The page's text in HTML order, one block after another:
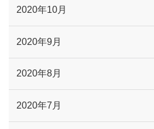
2020年10月
2020年9月
2020年8月
2020年7月